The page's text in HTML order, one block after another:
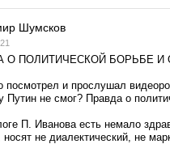
Шумсков
О ПОЛИТИЧЕСКОЙ БОРЬБЕ И
посмотрел и прослушал
Путин не смог? Правда о
П. Иванова есть немало
носят не диалектический, не